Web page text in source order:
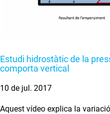
Estudi hidrostàtic de la
comporta vertical
10 de jul. 2017
Aquest vídeo explica la